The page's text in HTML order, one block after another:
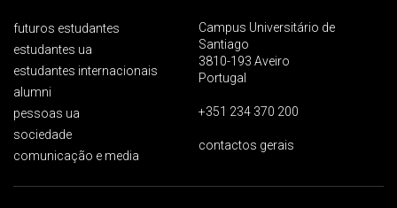
futuros estudantes
estudantes ua
estudantes internacionais
alumni
pessoas ua
sociedade
comunicação e media
Campus Universitário de
Santiago
3810-193 Aveiro
Portugal
+351 234 370 200
contactos gerais